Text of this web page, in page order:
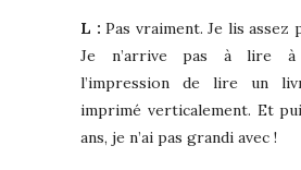
L : Pas vraiment. Je lis assez
Je n’arrive pas à lire à
l’impression de lire un
imprimé verticalement. Et
ans, je n’ai pas grandi avec !